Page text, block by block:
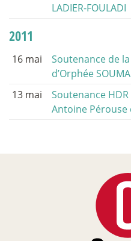
LADIER-FOULADI
2011
16 mai
Soutenance de
d’Orphée
13 mai
Soutenance
Antoine Pérouse